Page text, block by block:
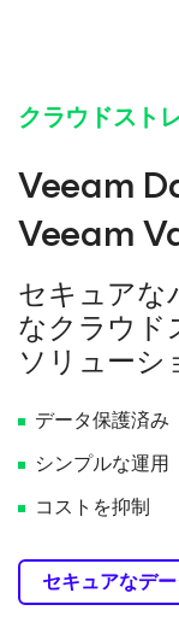
クラウドスト
Veeam
Veeam
セキュアな
なクラウド
ソリューシ
データ保護済み
シンプルな運用
コストを抑制
セキュアなデ